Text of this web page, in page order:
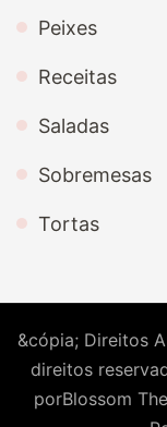
Peixes
Receitas
Saladas
Sobremesas
Tortas
&cópia; Direitos
direitos
porBlossom